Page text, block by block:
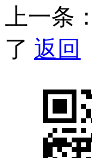
上一条：
了 返回